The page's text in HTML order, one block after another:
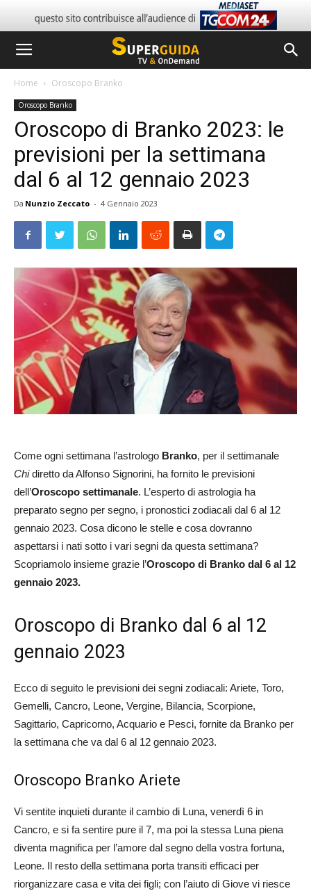
Home Oroscopo Branko
Oroscopo Branko
Oroscopo di Branko 2023: le
previsioni per la settimana
dal 6 al 12 gennaio 2023
Da Nunzio Zeccato - 4 Gennaio 2023
Come ogni settimana l’astrologo Branko, per il settimanale
Chidiretto da Alfonso Signorini, ha fornito le previsioni
dell’Oroscopo settimanale. L’esperto di astrologia ha
preparato segno per segno, i pronostici zodiacali dal 6 al 12
gennaio 2023. Cosa dicono le stelle e cosa dovranno
aspettarsi i nati sotto i vari segni da questa settimana?
Scopriamolo insieme grazie l’Oroscopo di Branko dal 6 al 12
gennaio 2023.
Oroscopo di Branko dal 6 al 12
gennaio 2023
Ecco di seguito le previsioni dei segni zodiacali: Ariete, Toro,
Gemelli, Cancro, Leone, Vergine, Bilancia, Scorpione,
Sagittario, Capricorno, Acquario e Pesci, fornite da Branko per
la settimana che va dal 6 al 12 gennaio 2023.
Oroscopo Branko Ariete
Vi sentite inquieti durante il cambio di Luna, venerdì 6 in
Cancro, e si fa sentire pure il 7, ma poi la stessa Luna piena
diventa magnifica per l’amore dal segno della vostra fortuna,
Leone. Il resto della settimana porta transiti efficaci per
riorganizzare casa e vita dei figli; con l’aiuto di Giove vi riesce